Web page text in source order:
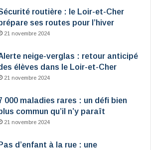
routière : le Loir-et-Cher
ses routes pour l’hiver
21 novembre 2024
neige-verglas : retour anticipé
élèves dans le Loir-et-Cher
21 novembre 2024
000 maladies rares : un défi bien
commun qu’il n’y paraît
21 novembre 2024
Pas d’enfant à la rue : une